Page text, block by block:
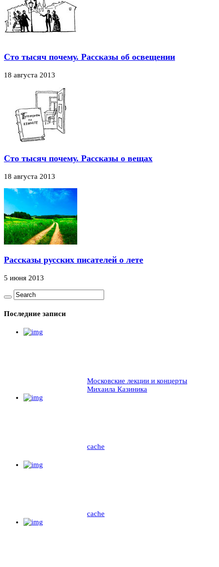
Сто тысяч почему. Рассказы об освещении
18 августа 2013
Сто тысяч почему. Рассказы о вещах
18 августа 2013
Рассказы русских писателей о лете
5 июня 2013
Последние записи
Московские лекции и концерты
Михаила Казиника
cache
cache